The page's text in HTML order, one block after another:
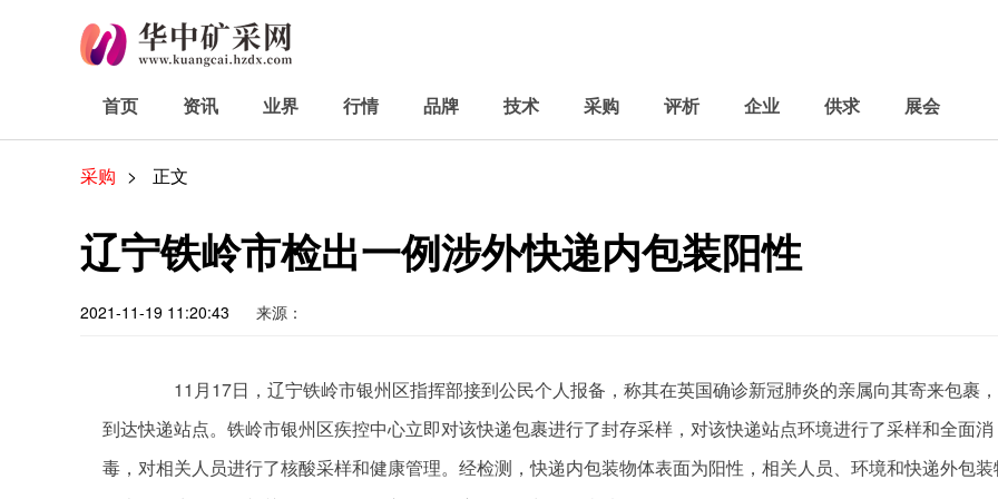
首页 资讯 业界 行情 品牌 技术 采购 评析 企业 供求 展会
采购 > 正文
辽宁铁岭市检出一例涉外快递内包装阳性
2021-11-19 11:20:43 来源：
11月17日，辽宁铁岭市银州区指挥部接到公民个人报备，称其在英国确诊新冠肺炎的亲属向其寄来包裹
到达快递站点。铁岭市银州区疾控中心立即对该快递包裹进行了封存采样，对该快递站点环境进行了采样和全面消
毒，对相关人员进行了核酸采样和健康管理。经检测，快递内包装物体表面为阳性，相关人员、环境和快递外包装